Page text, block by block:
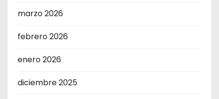
marzo 2026
febrero 2026
enero 2026
diciembre 2025